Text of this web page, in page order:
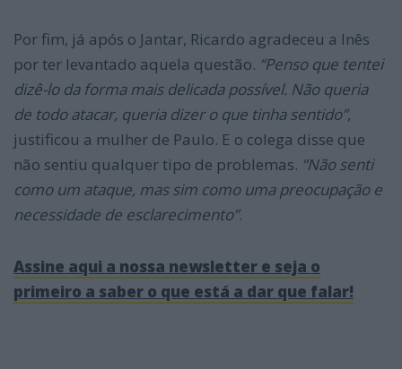
Por fim, já após o Jantar, Ricardo agradeceu a Inês
por ter levantado aquela questão. “Penso que tentei
dizê-lo da forma mais delicada possível. Não queria
de todo atacar, queria dizer o que tinha sentido”,
justificou a mulher de Paulo. E o colega disse que
não sentiu qualquer tipo de problemas. “Não senti
como um ataque, mas sim como uma preocupação e
necessidade de esclarecimento”.
Assine aqui a nossa newsletter e seja o
primeiro a saber o que está a dar que falar!